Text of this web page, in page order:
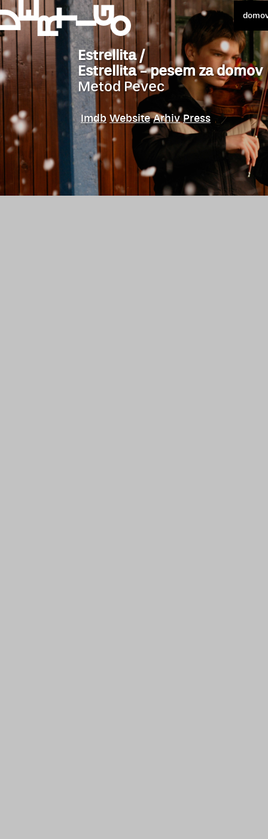
Estrellita /
Estrellita - pesem za domov
Metod Pevec
Imdb Website Arhiv Press